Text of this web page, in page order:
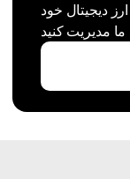
دیجیتال خود